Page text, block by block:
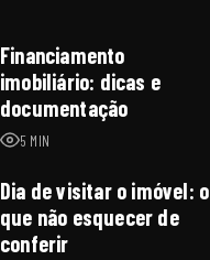
Financiamento
imobiliário: dicas e
documentação
5 MIN
Dia de visitar o imóvel: o
que não esquecer de
conferir